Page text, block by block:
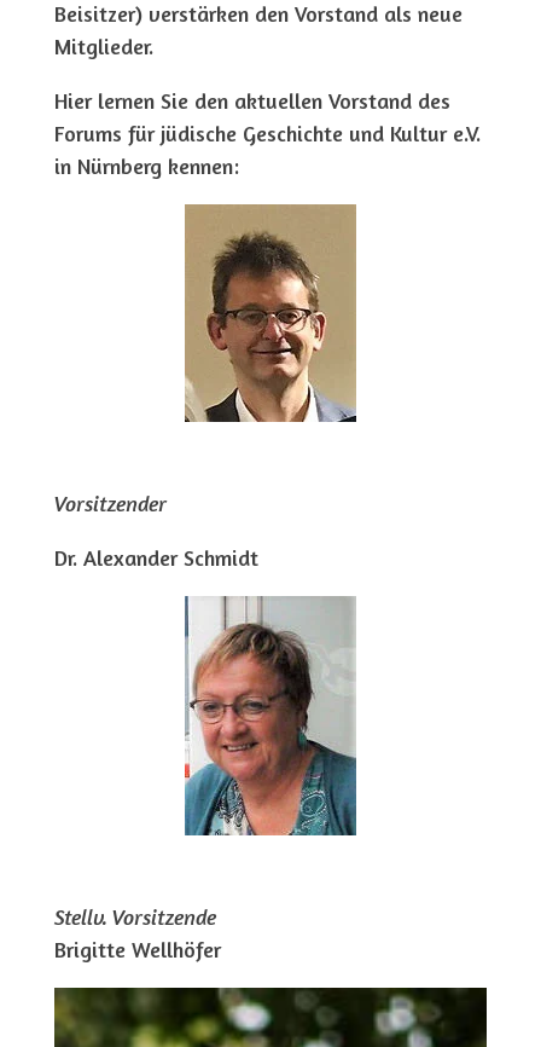
Beisitzer) verstärken den Vorstand als neue
Mitglieder.
Hier lernen Sie den aktuellen Vorstand des
Forums für jüdische Geschichte und Kultur e.V.
in Nürnberg kennen:
Vorsitzender
Dr. Alexander Schmidt
Stellv. Vorsitzende
Brigitte Wellhöfer